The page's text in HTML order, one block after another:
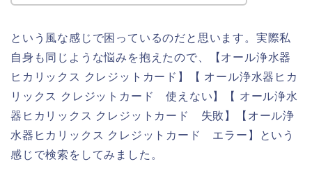
という風な感じで困っているのだと思います。実際私
自身も同じような悩みを抱えたので、【オール浄水器
ヒカリックス クレジットカード】【 オール浄水器ヒカ
リックス クレジットカード 使えない】【 オール浄水
器ヒカリックス クレジットカード 失敗】【オール浄
水器ヒカリックス クレジットカード エラー】という
感じで検索をしてみました。